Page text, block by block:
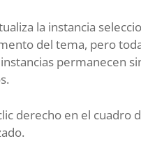
la instancia
del tema, pero
permanecen
derecho en el cuadro